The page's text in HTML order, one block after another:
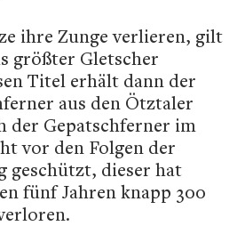
ihre Zunge verlieren, gilt
größter Gletscher
Titel erhält dann der
aus den Ötztaler
der Gepatschferner im
vor den Folgen der
geschützt, dieser hat
fünf Jahren knapp 300